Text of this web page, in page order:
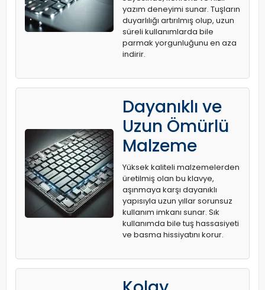
yazım deneyimi sunar. Tuşların
duyarlılığı artırılmış olup, uzun
süreli kullanımlarda bile
parmak yorgunluğunu en aza
indirir.
Dayanıklı ve
Uzun Ömürlü
Malzeme
Yüksek kaliteli malzemelerden
üretilmiş olan bu klavye,
aşınmaya karşı dayanıklı
yapısıyla uzun yıllar sorunsuz
kullanım imkanı sunar. Sık
kullanımda bile tuş hassasiyeti
ve basma hissiyatını korur.